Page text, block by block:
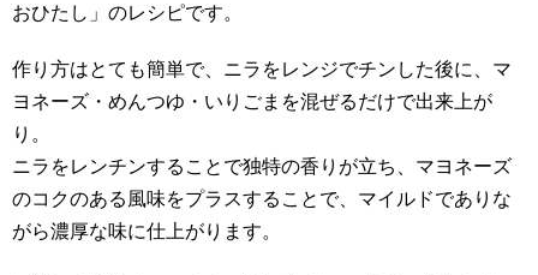
おひたし」のレシピです。
作り方はとても簡単で、ニラをレンジでチンした後に、マ
ヨネーズ・めんつゆ・いりごまを混ぜるだけで出来上が
り。
ニラをレンチンすることで独特の香りが立ち、マヨネーズ
のコクのある風味をプラスすることで、マイルドでありな
がら濃厚な味に仕上がります。